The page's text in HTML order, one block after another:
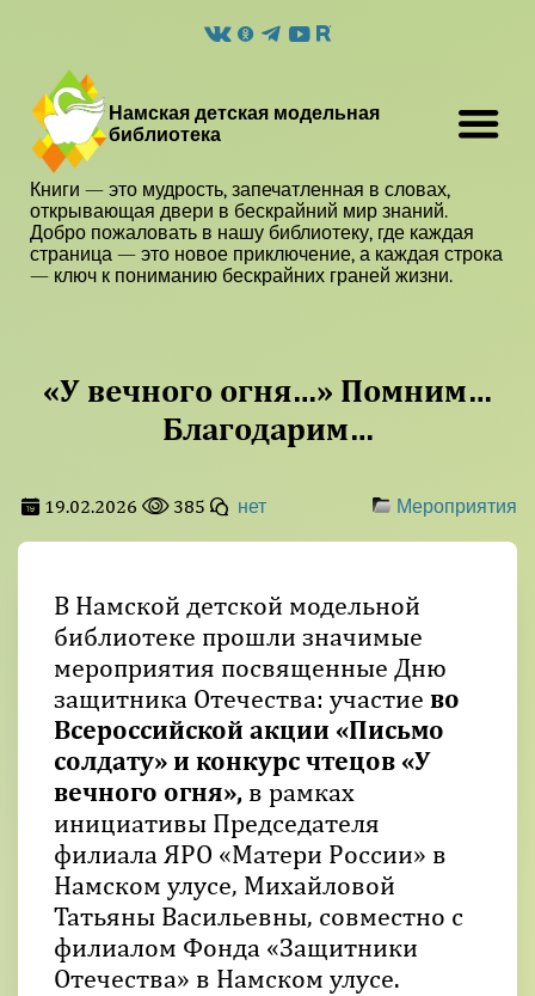
Намская детская модельная
библиотека
Книги — это мудрость, запечатленная в словах,
открывающая двери в бескрайний мир знаний.
Добро пожаловать в нашу библиотеку, где каждая
страница — это новое приключение, а каждая строка
— ключ к пониманию бескрайних граней жизни.
«У вечного огня…» Помним…
Благодарим…
19.02.2026 385 нет Мероприятия
В Намской детской модельной
библиотеке прошли значимые
мероприятия посвященные Дню
защитника Отечества: участие во
Всероссийской акции «Письмо
солдату» и конкурс чтецов «У
вечного огня», в рамках
инициативы Председателя
филиала ЯРО «Матери России» в
Намском улусе, Михайловой
Татьяны Васильевны, совместно с
филиалом Фонда «Защитники
Отечества» в Намском улусе.